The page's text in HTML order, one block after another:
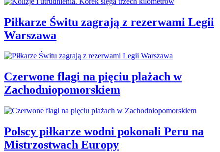
Piłkarze Świtu zagrają z rezerwami Legii
Warszawa
Czerwone flagi na pięciu plażach w
Zachodniopomorskiem
Polscy piłkarze wodni pokonali Peru na
Mistrzostwach Europy